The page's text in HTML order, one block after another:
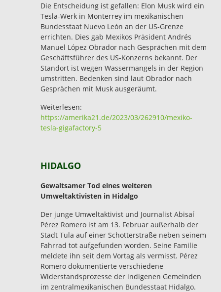
Die Entscheidung ist gefallen: Elon Musk wird ein
Tesla-Werk in Monterrey im mexikanischen
Bundesstaat Nuevo León an der US-Grenze
errichten. Dies gab Mexikos Präsident Andrés
Manuel López Obrador nach Gesprächen mit dem
Geschäftsführer des US-Konzerns bekannt. Der
Standort ist wegen Wassermangels in der Region
umstritten. Bedenken sind laut Obrador nach
Gesprächen mit Musk ausgeräumt.
Weiterlesen:
https://amerika21.de/2023/03/262910/mexiko-
tesla-gigafactory-5
HIDALGO
Gewaltsamer Tod eines weiteren
Umweltaktivisten in Hidalgo
Der junge Umweltaktivist und Journalist Abisaí
Pérez Romero ist am 13. Februar außerhalb der
Stadt Tula auf einer Schotterstraße neben seinem
Fahrrad tot aufgefunden worden. Seine Familie
meldete ihn seit dem Vortag als vermisst. Pérez
Romero dokumentierte verschiedene
Widerstandsprozesse der indigenen Gemeinden
im zentralmexikanischen Bundesstaat Hidalgo.